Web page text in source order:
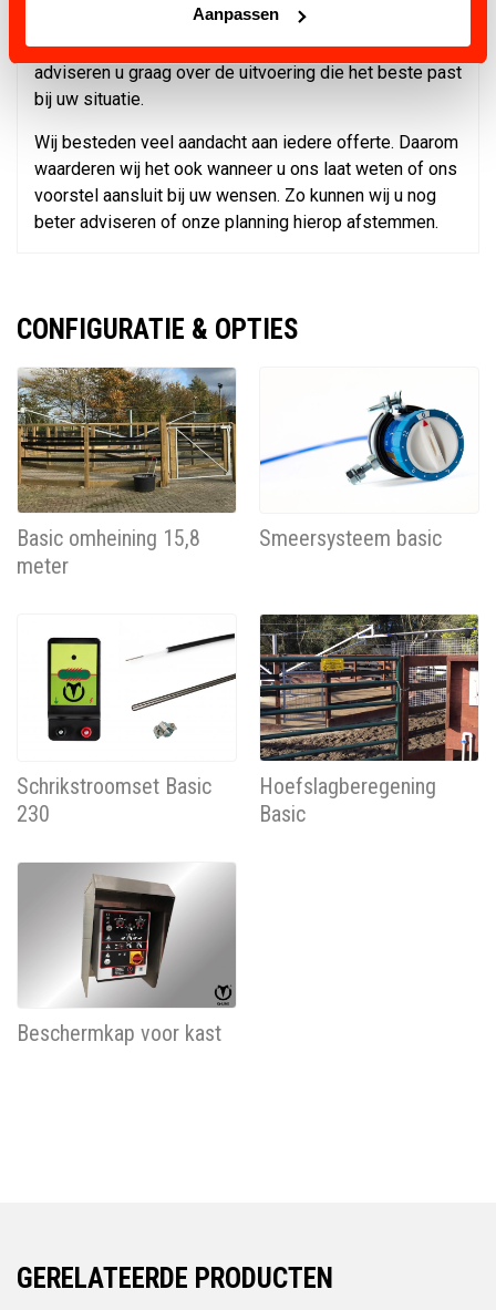
Aanpassen
Line Basic stapmolen of een vrijblijvende offerte
ontvangen? Neem gerust contact met ons op. Wij
adviseren u graag over de uitvoering die het beste past
bij uw situatie.
Wij besteden veel aandacht aan iedere offerte. Daarom
waarderen wij het ook wanneer u ons laat weten of ons
voorstel aansluit bij uw wensen. Zo kunnen wij u nog
beter adviseren of onze planning hierop afstemmen.
CONFIGURATIE & OPTIES
Basic omheining 15,8
meter
Smeersysteem basic
Schrikstroomset Basic
230
Hoefslagberegening
Basic
Beschermkap voor kast
GERELATEERDE PRODUCTEN